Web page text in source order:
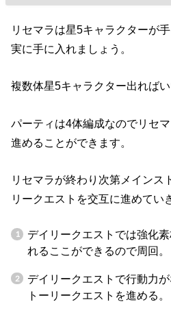
リセマラは星5キャラクターが
実に手に入れましょう。
複数体星5キャラクター出ればい
パーティは4体編成なのでリセ
進めることができます。
リセマラが終わり次第メインス
リークエストを交互に進めてい
デイリークエストでは強化
れるここができるので周回。
デイリークエストで行動力
トーリークエストを進める。